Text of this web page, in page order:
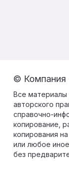
© Компания
Все материалы
авторского
справочно-
копирование,
копирования
или любое
без